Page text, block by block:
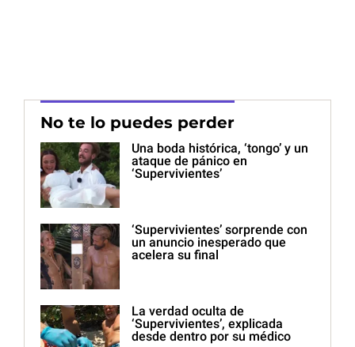
No te lo puedes perder
Una boda histórica, ‘tongo’ y un
ataque de pánico en
‘Supervivientes’
‘Supervivientes’ sorprende con
un anuncio inesperado que
acelera su final
La verdad oculta de
‘Supervivientes’, explicada
desde dentro por su médico